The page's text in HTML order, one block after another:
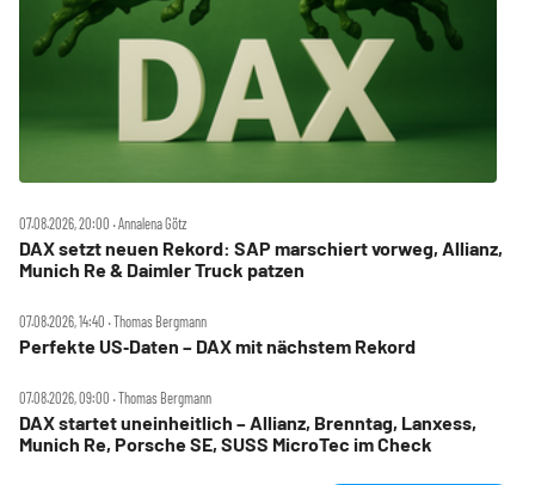
07.08.2026, 20:00 ‧ Annalena Götz
DAX setzt neuen Rekord: SAP marschiert vorweg, Allianz,
Munich Re & Daimler Truck patzen
07.08.2026, 14:40 ‧ Thomas Bergmann
Perfekte US‑Daten – DAX mit nächstem Rekord
07.08.2026, 09:00 ‧ Thomas Bergmann
DAX startet uneinheitlich – Allianz, Brenntag, Lanxess,
Munich Re, Porsche SE, SUSS MicroTec im Check